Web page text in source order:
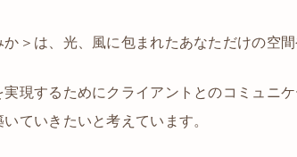
＞は、光、風に包まれたあなただけの空
現するためにクライアントとのコミュニ
ていきたいと考えています。